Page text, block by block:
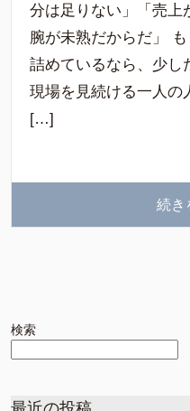
分は足りない」「売上
腕が未熟だからだ」
詰めているなら、少し
現場を見続ける一人の
[…]
続
検索